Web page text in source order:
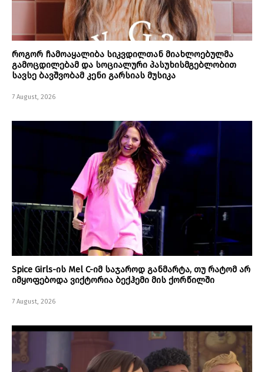
როგორ ჩამოაყალიბა სიკვდილთან მიახლოებულმა
გამოცდილებამ და სოციალური პასუხისმგებლობით
სავსე ბავშვობამ კენი გარსიას მუსიკა
7 August, 2026
Spice Girls-ის Mel C-იმ საჯაროდ განმარტა, თუ რატომ არ
იმყოფებოდა ვიქტორია ბექჰემი მის ქორწილში
7 August, 2026